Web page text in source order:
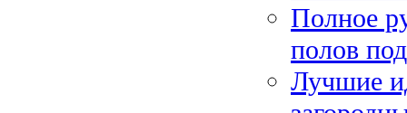
Полное
полов
Лучшие